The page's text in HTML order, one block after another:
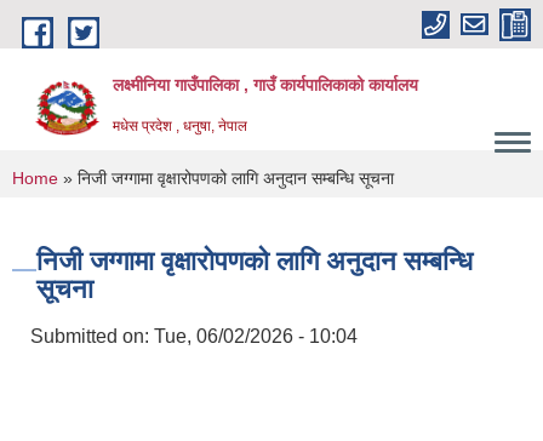
Skip to main content
लक्ष्मीनिया गाउँपालिका , गाउँ कार्यपालिकाको कार्यालय
मधेस प्रदेश , धनुषा, नेपाल
You are here
Home » निजी जग्गामा वृक्षारोपणको लागि अनुदान सम्बन्धि सूचना
निजी जग्गामा वृक्षारोपणको लागि अनुदान सम्बन्धि
सूचना
Submitted on: Tue, 06/02/2026 - 10:04